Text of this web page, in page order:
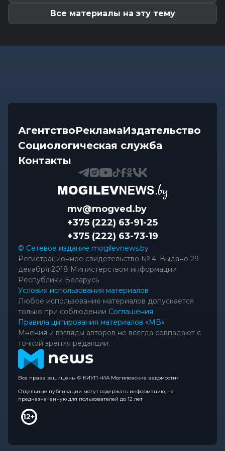
Все материалы на эту тему
АгентствоРекламаИздательство
Социологическая служба
Контакты
mv@mogved.by
+375 (222) 63-91-25
+375 (222) 63-73-19
© Сетевое издание mogilevnews.by
Регистрационное свидетельство № 4. Выдано 29
декабря 2018 Министерством информации
Республики Беларусь
Условия использования материалов
Любое использование материалов допускается
только при соблюдении Соглашения
Правила цитирования материалов «МВ»
Мнения и взгляды авторов не всегда совпадают с
точкой зрения редакции.
Все права защищены © КИУП «ИА Могилевские ведомости»
Отдельные публикации могут содержать информацию, не
предназначенную для пользователей до 12 лет